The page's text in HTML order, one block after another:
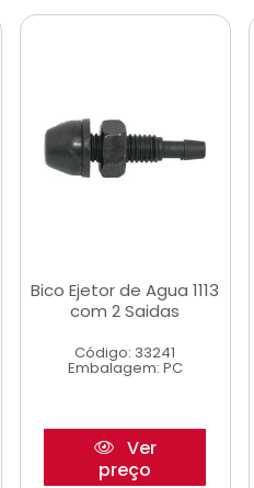
Bico Ejetor de Agua 1113
com 2 Saidas
Código: 33241
Embalagem: PC
Ver
preço